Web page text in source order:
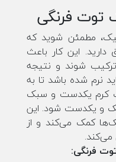
فرنگی
مطمئن شوید که
دارید. این کار باعث
شوند و نتیجه
نرم شده باشد تا به
کرم یکدست و سبک
و یکدست شود. این
کمک می‌کند و از
می‌کند.
فرنگی: